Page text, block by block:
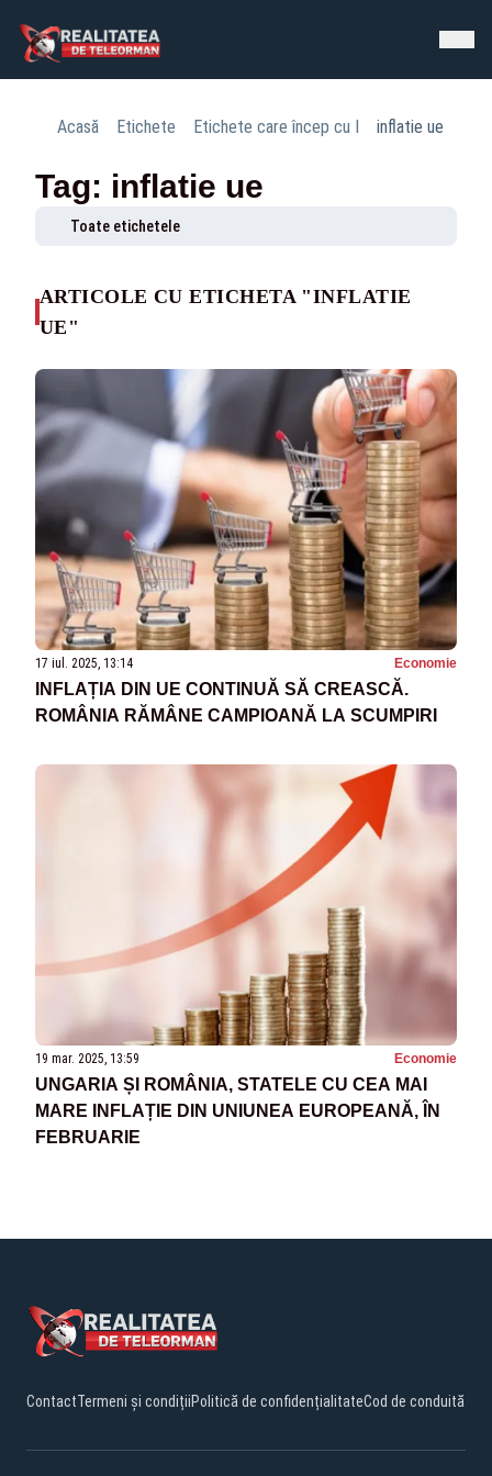
Acasă Etichete Etichete care încep cu I inflatie ue
Tag: inflatie ue
Toate etichetele
ARTICOLE CU ETICHETA "INFLATIE
UE"
17 iul. 2025, 13:14 Economie
INFLAȚIA DIN UE CONTINUĂ SĂ CREASCĂ.
ROMÂNIA RĂMÂNE CAMPIOANĂ LA SCUMPIRI
19 mar. 2025, 13:59 Economie
UNGARIA ȘI ROMÂNIA, STATELE CU CEA MAI
MARE INFLAȚIE DIN UNIUNEA EUROPEANĂ, ÎN
FEBRUARIE
ContactTermeni și condițiiPolitică de confidențialitateCod de conduită